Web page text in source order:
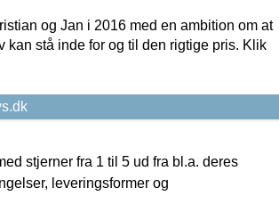
og Jan i 2016 med en ambition om at
kan stå inde for og til den rigtige pris. Klik
stjerner fra 1 til 5 ud fra bl.a. deres
leveringsformer og